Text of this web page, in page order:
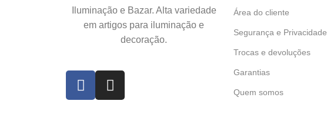
Iluminação e Bazar. Alta variedade
em artigos para iluminação e
decoração.
Área do cliente
Segurança e Privacidade
Trocas e devoluções
Garantias
Quem somos